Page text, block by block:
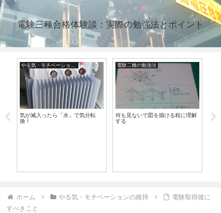
電験三種合格体験談：実際の勉強法とポイント
気が滅入ったら「水」で気分転
換！
電験二種の勉強法
何も見ないで図を描ける程に理解
する
ノ
な
ホーム やる気・モチベーションの維持
電験取得後に
すべきこと